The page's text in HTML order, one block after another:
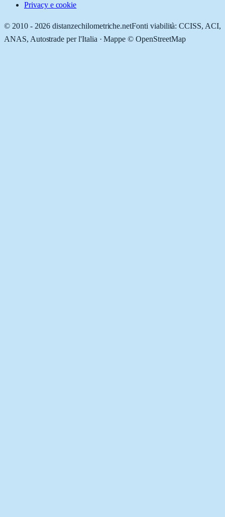
Privacy e cookie
© 2010 - 2026 distanzechilometriche.netFonti viabilità: CCISS, ACI,
ANAS, Autostrade per l'Italia · Mappe © OpenStreetMap